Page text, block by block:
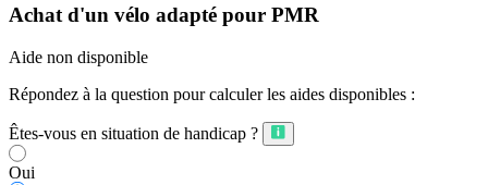
Achat d'un vélo adapté pour PMR
Aide non disponible
Répondez à la question pour calculer les aides disponibles :
Êtes-vous en situation de handicap ?
Oui